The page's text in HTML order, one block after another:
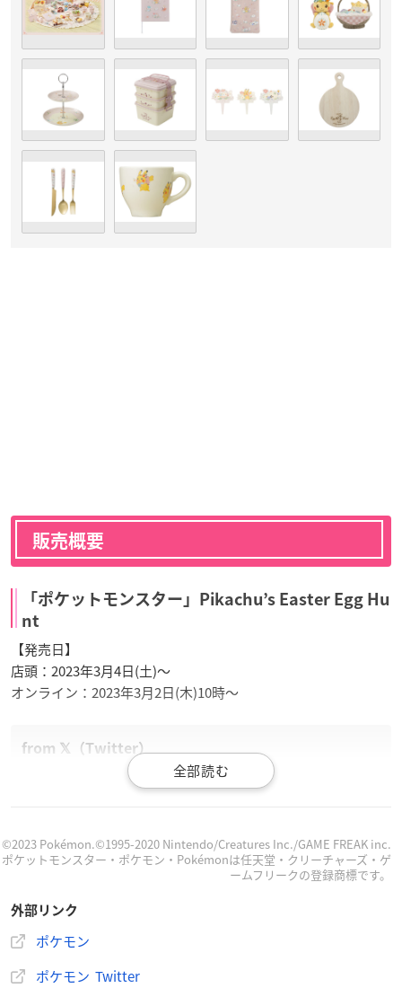
販売概要
「ポケットモンスター」Pikachu’s Easter Egg Hu
nt
【発売日】
店頭：2023年3月4日(土)〜
オンライン：2023年3月2日(木)10時〜
かんむりを付けてもらったピカチュウのぬいぐるみや、マ
スコットがラインナップ！
春のピクニックにぴったりなグッズもそろっているよ。htt
ps://t.co/oFEDhGGuIa
— ポケモン公式ツイッター (@Pokemon_cojp)
4, 2023
©2023 Pokémon.©1995-2020 Nintendo/Creatures Inc./GAME FREAK inc.
ポケットモンスター・ポケモン・Pokémonは任天堂・クリーチャーズ・ゲ
ームフリークの登録商標です。
外部リンク
ポケモン
ポケモン Twitter